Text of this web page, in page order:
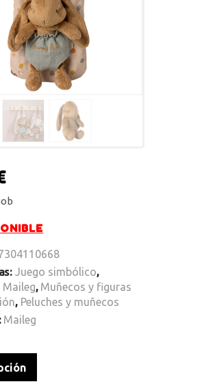
Juego simbólico,
Maileg, Muñecos y figuras
, Peluches y muñecos
Maileg